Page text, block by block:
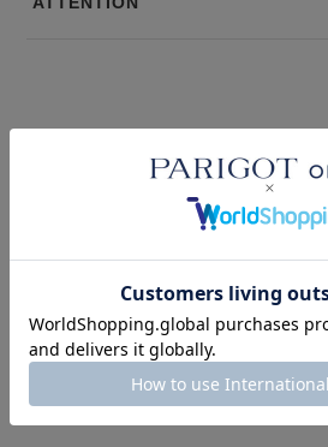
このアイテムを見た人はこの商品も